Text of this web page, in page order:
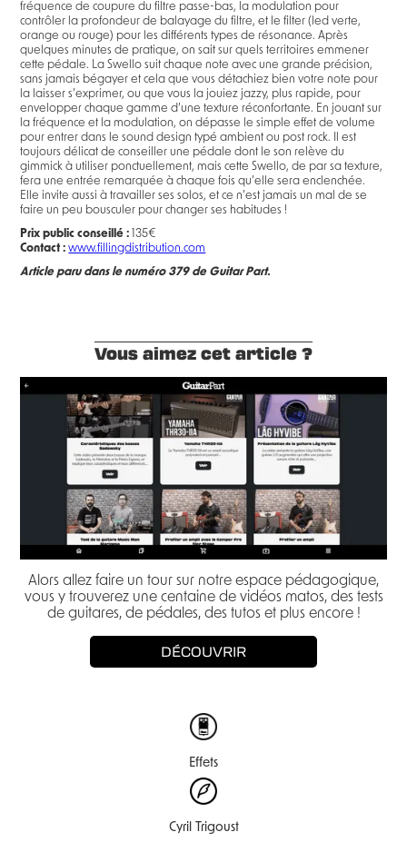
fréquence de coupure du filtre passe-bas, la modulation pour
contrôler la profondeur de balayage du filtre, et le filter (led verte,
orange ou rouge) pour les différents types de résonance. Après
quelques minutes de pratique, on sait sur quels territoires emmener
cette pédale. La Swello suit chaque note avec une grande précision,
sans jamais bégayer et cela que vous détachiez bien votre note pour
la laisser s’exprimer, ou que vous la jouiez jazzy, plus rapide, pour
envelopper chaque gamme d’une texture réconfortante. En jouant sur
la fréquence et la modulation, on dépasse le simple effet de volume
pour entrer dans le sound design typé ambient ou post rock. Il est
toujours délicat de conseiller une pédale dont le son relève du
gimmick à utiliser ponctuellement, mais cette Swello, de par sa texture,
fera une entrée remarquée à chaque fois qu’elle sera enclenchée.
Elle invite aussi à travailler ses solos, et ce n’est jamais un mal de se
faire un peu bousculer pour changer ses habitudes !
Prix public conseillé : 135€
Contact : www.fillingdistribution.com
Article paru dans le numéro 379 de Guitar Part.
Vous aimez cet article ?
Alors allez faire un tour sur notre espace pédagogique,
vous y trouverez une centaine de vidéos matos, des tests
de guitares, de pédales, des tutos et plus encore !
DÉCOUVRIR
Effets
Cyril Trigoust